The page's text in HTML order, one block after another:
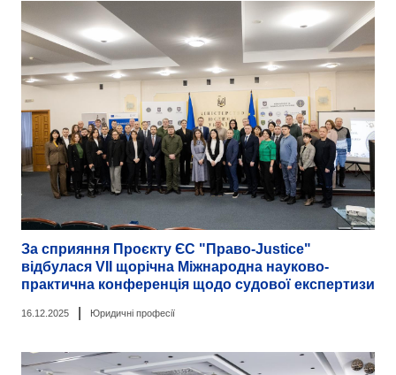
За сприяння Проєкту ЄС "Право-Justice"
відбулася VII щорічна Міжнародна науково-
практична конференція щодо судової експертизи
16.12.2025 Юридичні професії